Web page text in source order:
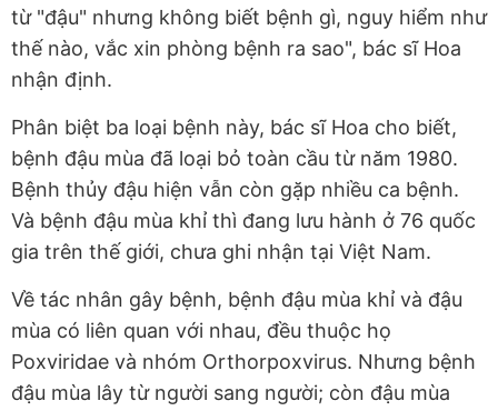
từ "đậu" nhưng không biết bệnh gì, nguy hiểm như
thế nào, vắc xin phòng bệnh ra sao", bác sĩ Hoa
nhận định.
Phân biệt ba loại bệnh này, bác sĩ Hoa cho biết,
bệnh đậu mùa đã loại bỏ toàn cầu từ năm 1980.
Bệnh thủy đậu hiện vẫn còn gặp nhiều ca bệnh.
Và bệnh đậu mùa khỉ thì đang lưu hành ở 76 quốc
gia trên thế giới, chưa ghi nhận tại Việt Nam.
Về tác nhân gây bệnh, bệnh đậu mùa khỉ và đậu
mùa có liên quan với nhau, đều thuộc họ
Poxviridae và nhóm Orthorpoxvirus. Nhưng bệnh
đậu mùa lây từ người sang người; còn đậu mùa